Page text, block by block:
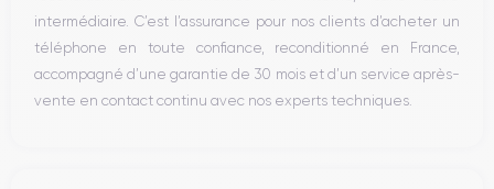
intermédiaire. C’est l’assurance pour nos clients d’acheter un
téléphone en toute confiance, reconditionné en France,
accompagné d’une garantie de 30 mois et d’un service après-
vente en contact continu avec nos experts techniques.